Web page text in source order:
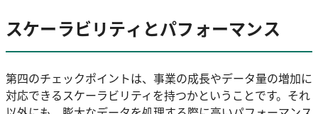
スケーラビリティとパフォーマンス
第四のチェックポイントは、事業の成長やデータ量の増加に
対応できるスケーラビリティを持つかということです。それ